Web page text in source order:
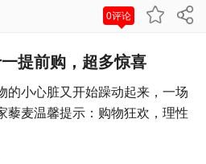
0评论
提前购，超多惊喜
的小心脏又开始躁动起来，一场
藜麦温馨提示：购物狂欢，理性